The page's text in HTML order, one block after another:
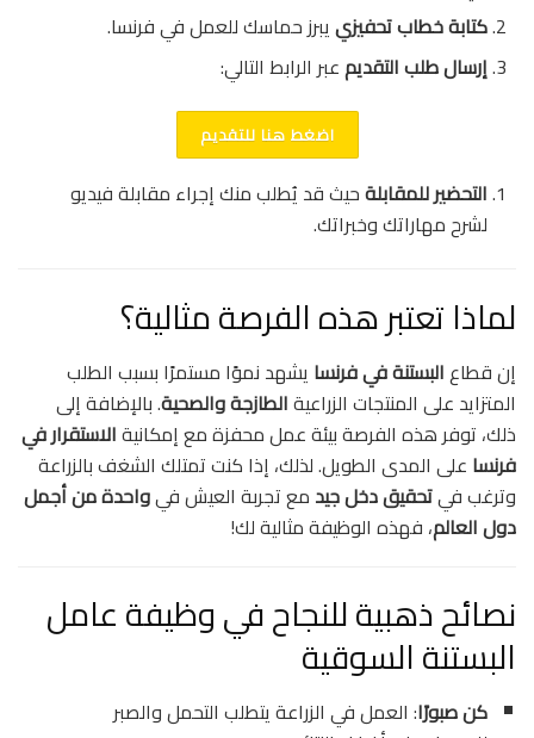
كتابة خطاب تحفيزييبرز حماسك للعمل في فرنسا.
إرسال طلب التقديمعبر الرابط التالي:
اضغط هنا للتقديم
التحضير للمقابلةحيث قد يُطلب منك إجراء مقابلة فيديو
لشرح مهاراتك وخبراتك.
لماذا تعتبر هذه الفرصة مثالية؟
إن قطاعالبستنة في فرنسا يشهد نموًا مستمرًا بسبب الطلب
المتزايد على المنتجات الزراعيةالطازجة والصحية. بالإضافة إلى
ذلك، توفر هذه الفرصة بيئة عمل محفزة مع إمكانيةالاستقرار في
فرنسا على المدى الطويل. لذلك، إذا كنت تمتلك الشغف بالزراعة
وترغب فيتحقيق دخل جيد مع تجربة العيش فيواحدة من أجمل
دول العالم، فهذه الوظيفة مثالية لك!
نصائح ذهبية للنجاح في وظيفة عامل
البستنة السوقية
كن صبورًا: العمل في الزراعة يتطلب التحمل والصبر